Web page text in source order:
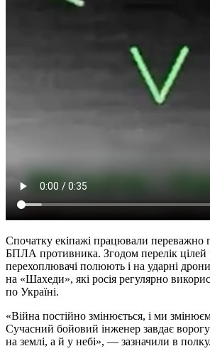
Спочатку екіпажі працювали переважно
БПЛА противника. Згодом перелік
перехоплювачі полюють і на ударні
на «Шахеди», які росія регулярно
по Україні.
«Війна постійно змінюється, і ми
Сучасний бойовий інженер завдає
на землі, а й у небі», — зазначили в полку.